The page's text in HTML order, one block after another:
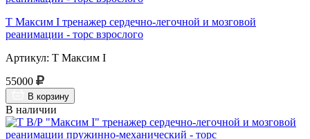
Т Максим I тренажер сердечно-легочной и мозговой
реанимации - торс взрослого
Артикул: Т Максим I
55000
В корзину
В наличии